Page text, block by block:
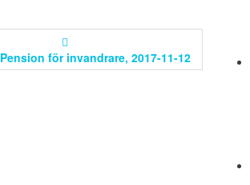
Pension för invandrare, 2017-11-12